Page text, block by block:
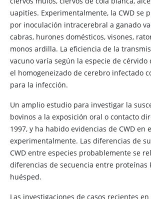
uapitíes. Experimentalmente, la CWD se
por inoculación intracerebral a ganado
cabras, hurones domésticos, visones,
monos ardilla. La eficiencia de la
vacuno varía según la especie de cérvido
el homogeneizado de cerebro infectado
para la infección.
Un amplio estudio para investigar la
bovinos a la exposición oral o contacto
1997, y ha habido evidencias de CWD en
experimentalmente. Las diferencias de
CWD entre especies probablemente se
diferencias de secuencia entre proteínas
huésped.
Las investigaciones de casos recientes en